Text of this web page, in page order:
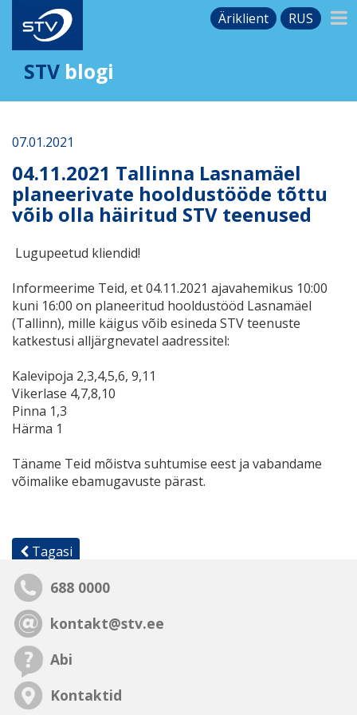
Äriklient RUS
STV blogi
07.01.2021
04.11.2021 Tallinna Lasnamäel
planeerivate hooldustööde tõttu
võib olla häiritud STV teenused
Lugupeetud kliendid!
Informeerime Teid, et 04.11.2021 ajavahemikus 10:00
kuni 16:00 on planeeritud hooldustööd Lasnаmäel
(Tallinn), mille käigus võib esineda STV teenuste
katkestusi alljärgnevatel aadressitel:
​Kalevipoja 2,3,4,5,6, 9,11
Vikerlase 4,7,8,10
Pinna 1,3
Härma 1
Täname Teid mõistva suhtumise eest ja vabandame
võimalike ebamugavuste pärast.
Tagasi
688 0000
kontakt@stv.ee
Abi
Kontaktid